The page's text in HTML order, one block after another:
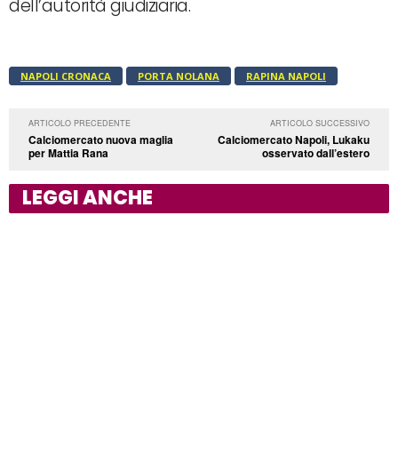
dell’autorità giudiziaria.
NAPOLI CRONACA PORTA NOLANA RAPINA NAPOLI
ARTICOLO PRECEDENTE
Calciomercato nuova maglia
per Mattia Rana
ARTICOLO SUCCESSIVO
Calciomercato Napoli, Lukaku
osservato dall’estero
LEGGI ANCHE